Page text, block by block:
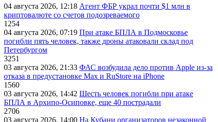
04 августа 2026, 12:18 Агент ФБР украл почти $1 млн в
криптовалюте со счетов подозреваемого
1254
04 августа 2026, 07:19 При атаке БПЛА в Подмосковье
погибли пять человек, также дроны атаковали склад под
Петербургом
3251
03 августа 2026, 21:33 ФАС возбудила дело против Apple из-за
отказа в предустановке Max и RuStore на iPhone
1560
03 августа 2026, 14:42 Шесть человек погибли при атаке
БПЛА в Архипо-Осиповке, еще 40 пострадали
2706
03 августа 2026, 14:00 На Кубани организаторов незаконной